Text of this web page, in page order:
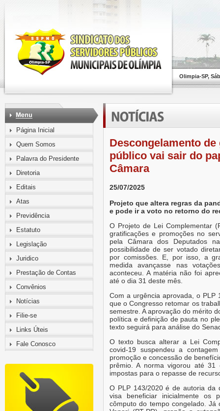
Olimpia-SP,
Página Inicial
Quem Somos
Palavra do Presidente
Diretoria
Editais
Atas
Previdência
Estatuto
Legislação
Juridico
Prestação de Contas
Convênios
Notícias
Filie-se
Links Úteis
Fale Conosco
Descongelamento
público vai sair do
Câmara
25/07/2025
Projeto que altera regras da
e pode ir a voto no retorno do
O Projeto de Lei Complementar
gratificações e promoções no
pela Câmara dos Deputados
possibilidade de ser votado
por comissões. E, por isso, a
medida avançasse nas
aconteceu. A matéria não foi
até o dia 31 deste mês.
Com a urgência aprovada, o
que o Congresso retomar os
semestre. A aprovação do mérito
política e definição de pauta no
texto seguirá para análise do
O texto busca alterar a Lei
covid-19 suspendeu a
promoção e concessão de
prêmio. A norma vigorou até
impostas para o repasse de
O PLP 143/2020 é de autoria da
visa beneficiar inicialmente os
cômputo do tempo congelado. Já